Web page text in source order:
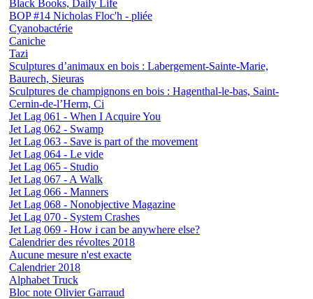
Black Books, Daily Life
BOP #14 Nicholas Floc'h - pliée
Cyanobactérie
Caniche
Tazi
Sculptures d’animaux en bois : Labergement-Sainte-Marie,
Baurech, Sieuras
Sculptures de champignons en bois : Hagenthal-le-bas, Saint-
Cernin-de-l’Herm, Ci
Jet Lag 061 - When I Acquire You
Jet Lag 062 - Swamp
Jet Lag 063 - Save is part of the movement
Jet Lag 064 - Le vide
Jet Lag 065 - Studio
Jet Lag 067 - A Walk
Jet Lag 066 - Manners
Jet Lag 068 - Nonobjective Magazine
Jet Lag 070 - System Crashes
Jet Lag 069 - How i can be anywhere else?
Calendrier des révoltes 2018
Aucune mesure n'est exacte
Calendrier 2018
Alphabet Truck
Bloc note Olivier Garraud